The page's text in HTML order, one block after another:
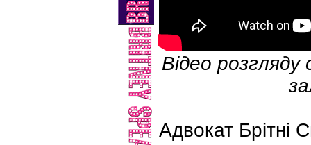
Відео розгляду
Адвокат Брітні